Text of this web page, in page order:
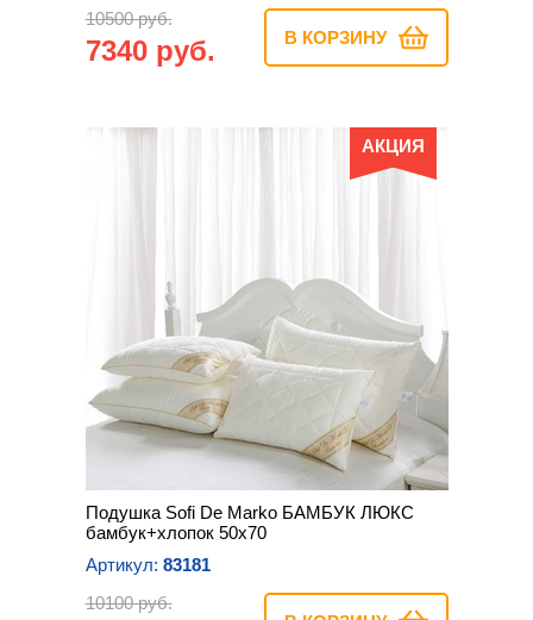
10500 руб.
7340 руб. В КОРЗИНУ
АКЦИЯ
Подушка Sofi De Marko БАМБУК ЛЮКС
бамбук+хлопок 50х70
Артикул: 83181
10100 руб.